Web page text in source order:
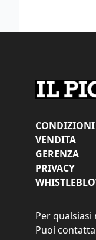
VENDITA
GERENZA
PRIVACY
Per
Puoi